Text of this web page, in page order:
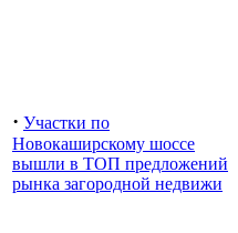
· Участки по
Новокаширскому шоссе
вышли в ТОП предложений
рынка загородной недвижи